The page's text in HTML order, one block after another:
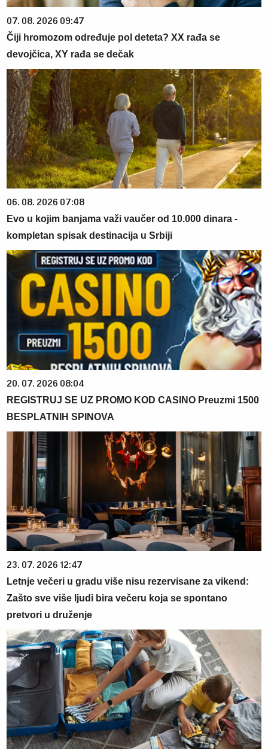
07. 08. 2026 09:47
Čiji hromozom određuje pol deteta? XX rađa se
devojčica, XY rađa se dečak
06. 08. 2026 07:08
Evo u kojim banjama važi vaučer od 10.000 dinara -
kompletan spisak destinacija u Srbiji
20. 07. 2026 08:04
REGISTRUJ SE UZ PROMO KOD CASINO Preuzmi 1500
BESPLATNIH SPINOVA
23. 07. 2026 12:47
Letnje večeri u gradu više nisu rezervisane za vikend:
Zašto sve više ljudi bira večeru koja se spontano
pretvori u druženje